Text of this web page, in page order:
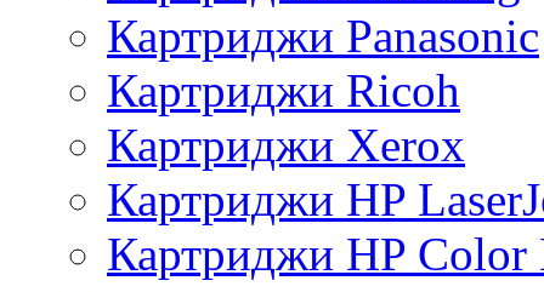
Картриджи Panasonic
Картриджи Ricoh
Картриджи Xerox
Картриджи HP
Картриджи HP Color